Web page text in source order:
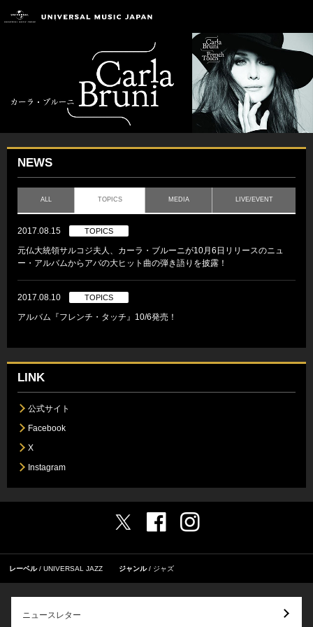
NEWS
ALL TOPICS MEDIA LIVE/EVENT
2017.08.15 TOPICS
元仏大統領サルコジ夫人、カーラ・ブルーニが10月6日リリースのニュ
ー・アルバムからアバの大ヒット曲の弾き語りを披露！
2017.08.10 TOPICS
アルバム『フレンチ・タッチ』10/6発売！
LINK
公式サイト
Facebook
X
Instagram
レーベル UNIVERSAL JAZZ ジャンル ジャズ
ニュースレター